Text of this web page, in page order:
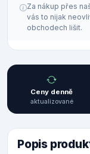
Za nákup přes
vás to nijak
obchodech lišit.
Ceny denně
aktualizované
Popis